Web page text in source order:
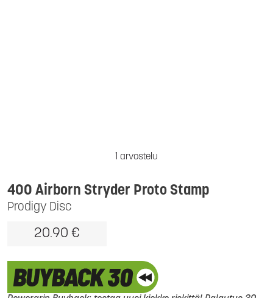
1 arvostelu
Prodigy Disc
400 Airborn Stryder Proto Stamp
20.90 €